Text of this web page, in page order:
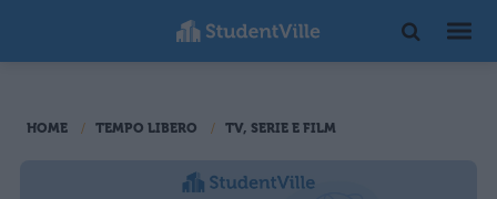
HOME TEMPO LIBERO TV, SERIE E FILM